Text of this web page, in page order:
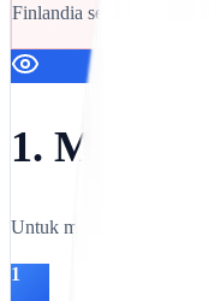
Finlandia sebagai "Osta
1.
Untuk memulai audit
1